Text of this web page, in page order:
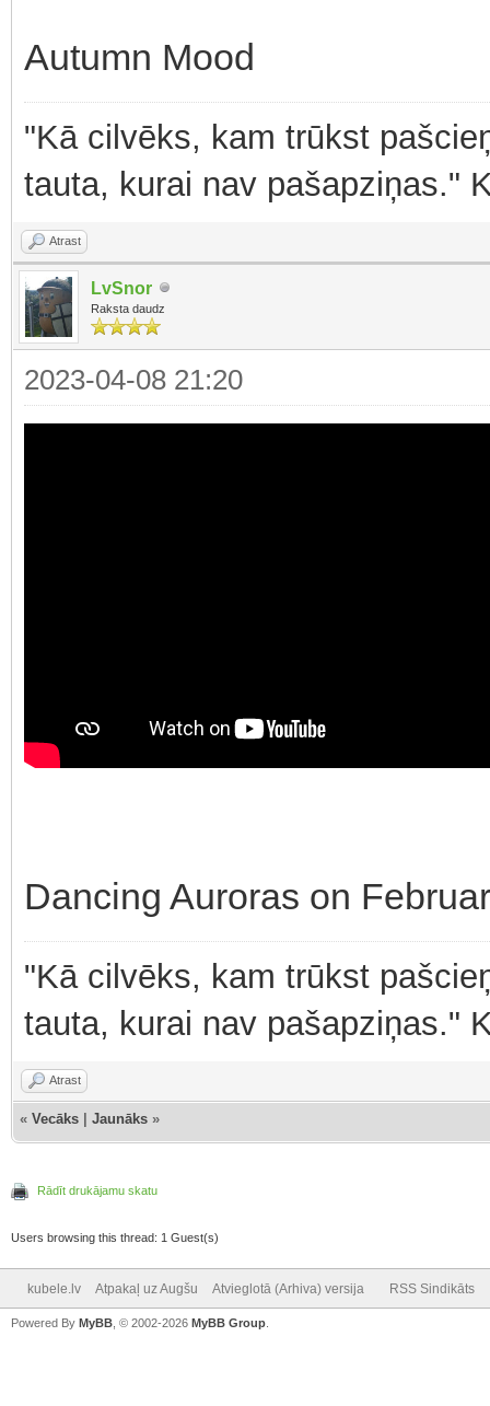
Autumn Mood
"Kā cilvēks, kam trūkst
tauta, kurai nav pašapziņas."
Atrast
LvSnor
Raksta daudz
2023-04-08 21:20
Dancing Auroras on
"Kā cilvēks, kam trūkst
tauta, kurai nav pašapziņas."
Atrast
« Vecāks Jaunāks »
Rādīt drukājamu skatu
Users browsing this thread: 1 Guest(s)
kubele.lv Atpakaļ uz Augšu Atvieglotā (Arhiva) versija RSS Sindikāts
Powered By MyBB , © 2002-2026 MyBB Group